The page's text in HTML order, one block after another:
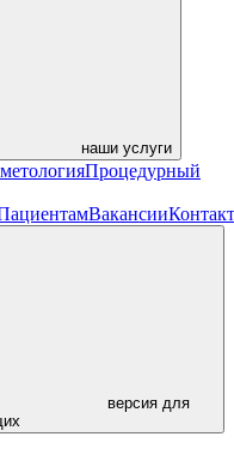
наши услуги
Процедурный
Вакансии
версия для